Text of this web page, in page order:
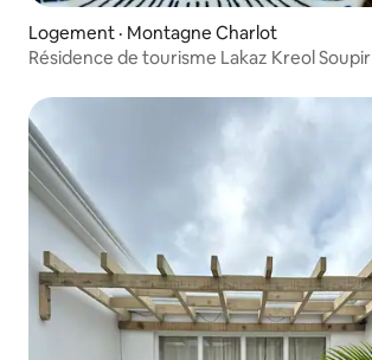
Logement · Montagne Charlot
Résidence de tourisme Lakaz Kreol Soupir